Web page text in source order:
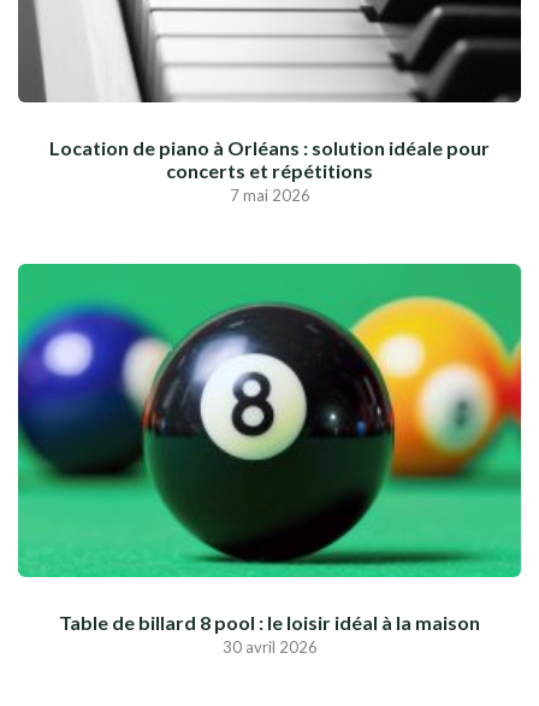
Location de piano à Orléans : solution idéale pour
concerts et répétitions
7 mai 2026
Table de billard 8 pool : le loisir idéal à la maison
30 avril 2026